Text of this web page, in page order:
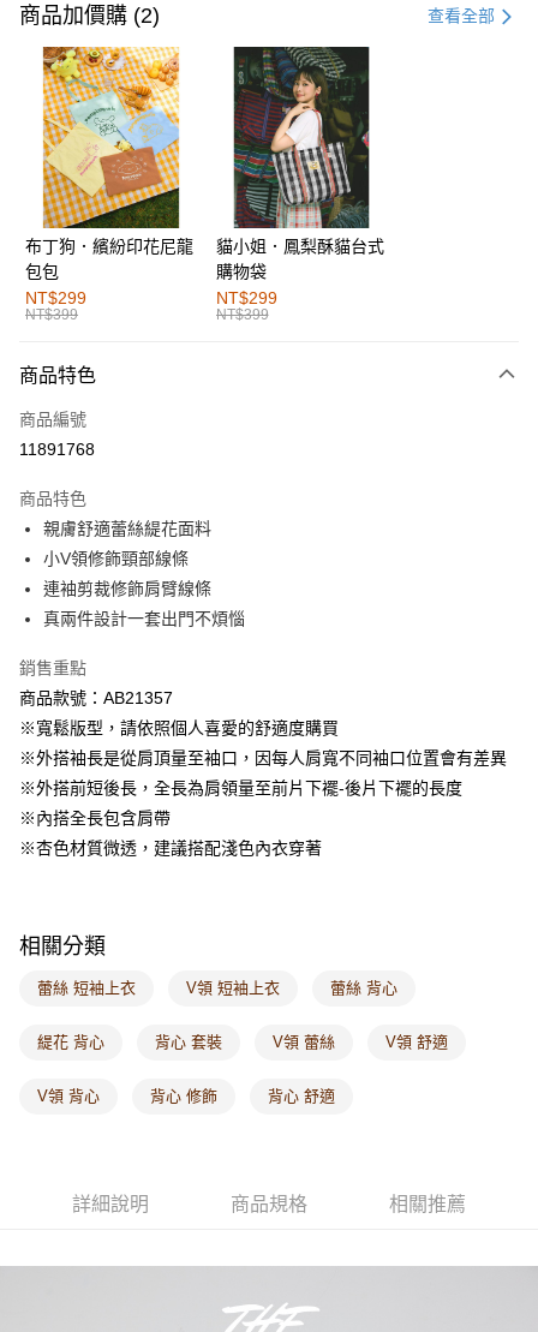
信用卡一次付款
購物金
超商取貨付款
LINE Pay
街口支付
運送方式
全家取貨付款
每筆NT$60，滿NT$1,000(含以上)免運費
付款後全家取貨
萊爾富取貨付款
付款後萊爾富取貨
每筆NT$60，滿NT$1,000(含以上)免運費
7-11取貨付款
每筆NT$60，滿NT$1,000(含以上)免運費
付款後7-11取貨
每筆NT$60，滿NT$1,000(含以上)免運費
宅配
每筆NT$120，滿NT$1,000(含以上)免運費
付款後門市自取
每筆NT$60，滿NT$1,000(含以上)免運費
海外配送-其他亞洲地區
海外配送-歐美地區
商品加價購 (2) 查看全部
布丁狗．繽紛印花尼龍
包包
NT$299
NT$399
貓小姐．鳳梨酥貓台式
購物袋
NT$299
NT$399
商品特色
商品編號
11891768
商品特色
親膚舒適蕾絲緹花面料
小V領修飾頸部線條
連袖剪裁修飾肩臂線條
真兩件設計一套出門不煩惱
銷售重點
商品款號：AB21357
※寬鬆版型，請依照個人喜愛的舒適度購買
※外搭袖長是從肩頂量至袖口，因每人肩寬不同袖口位置會有差異
※外搭前短後長，全長為肩領量至前片下襬-後片下襬的長度
※內搭全長包含肩帶
※杏色材質微透，建議搭配淺色內衣穿著
相關分類
蕾絲 短袖上衣 V領 短袖上衣 蕾絲 背心
緹花 背心 背心 套裝 V領 蕾絲 V領 舒適
V領 背心 背心 修飾 背心 舒適
詳細說明 商品規格 相關推薦